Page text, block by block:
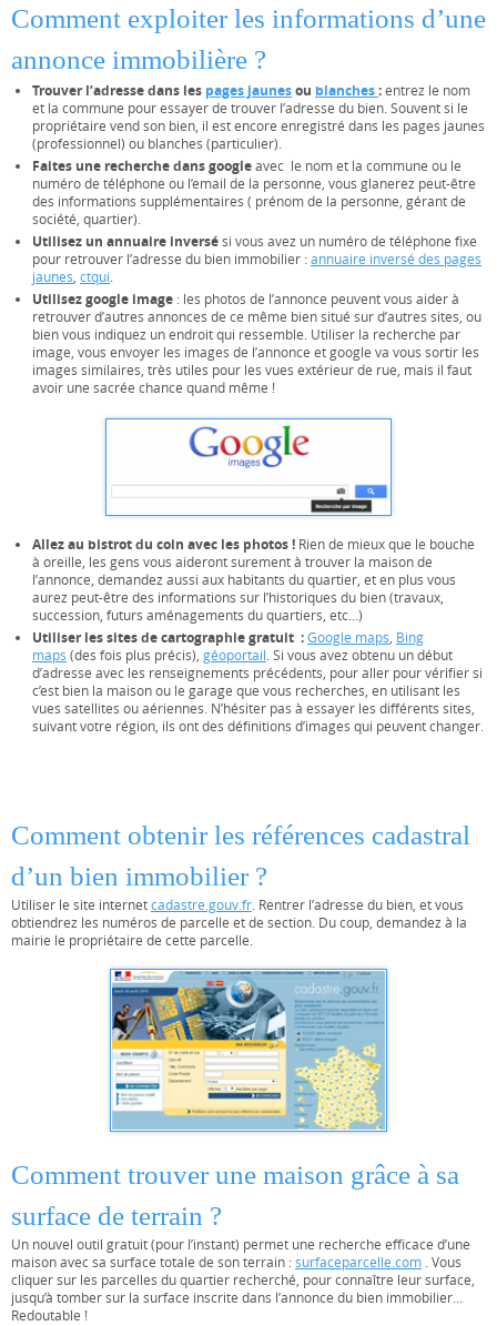
Comment exploiter les informations d’une
annonce immobilière ?
Trouver l’adresse dans les pages jaunesou blanches: entrez le nom
et la commune pour essayer de trouver l’adresse du bien. Souvent si le
propriétaire vend son bien, il est encore enregistré dans les pages jaunes
(professionnel) ou blanches (particulier).
Faites une recherche dans google avec le nom et la commune ou le
numéro de téléphone ou l’email de la personne, vous glanerez peut-être
des informations supplémentaires ( prénom de la personne, gérant de
société, quartier).
Utilisez un annuaire inversé si vous avez un numéro de téléphone fixe
pour retrouver l’adresse du bien immobilier :annuaire inversé des pages
jaunes,ctqui.
Utilisez google image : les photos de l’annonce peuvent vous aider à
retrouver d’autres annonces de ce même bien situé sur d’autres sites, ou
bien vous indiquez un endroit qui ressemble. Utiliser la recherche par
image, vous envoyer les images de l’annonce et google va vous sortir les
images similaires, très utiles pour les vues extérieur de rue, mais il faut
avoir une sacrée chance quand même !
Allez au bistrot du coin avec les photos ! Rien de mieux que le bouche
à oreille, les gens vous aideront surement à trouver la maison de
l’annonce, demandez aussi aux habitants du quartier, et en plus vous
aurez peut-être des informations sur l’historiques du bien (travaux,
succession, futurs aménagements du quartiers, etc…)
Utiliser les sites de cartographie gratuit :Google maps, Bing
maps (des fois plus précis),géoportail. Si vous avez obtenu un début
d’adresse avec les renseignements précédents, pour aller pour vérifier si
c’est bien la maison ou le garage que vous recherches, en utilisant les
vues satellites ou aériennes. N’hésiter pas à essayer les différents sites,
suivant votre région, ils ont des définitions d’images qui peuvent changer.
Comment obtenir les références cadastral
d’un bien immobilier ?
Utiliser le site internet cadastre.gouv.fr . Rentrer l’adresse du bien, et vous
obtiendrez les numéros de parcelle et de section. Du coup, demandez à la
mairie le propriétaire de cette parcelle.
Comment trouver une maison grâce à sa
surface de terrain ?
Un nouvel outil gratuit (pour l’instant) permet une recherche efficace d’une
maison avec sa surface totale de son terrain : surfaceparcelle.com . Vous
cliquer sur les parcelles du quartier recherché, pour connaître leur surface,
jusqu’à tomber sur la surface inscrite dans l’annonce du bien immobilier…
Redoutable !